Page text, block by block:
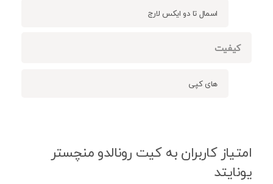
اسمال تا دو ایکس لارج
کیفیت
های کپی
امتیاز کاربران به کیت رونالدو منچستر
یونایتد